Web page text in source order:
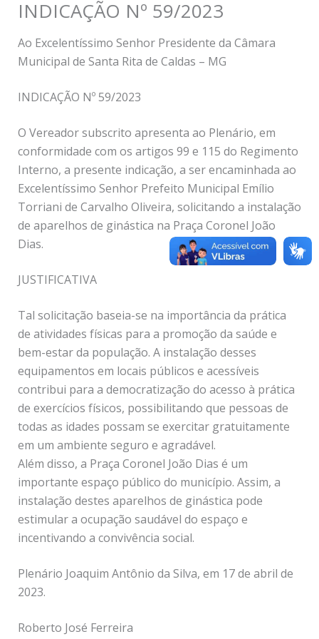
INDICAÇÃO Nº 59/2023
Ao Excelentíssimo Senhor Presidente da Câmara
Municipal de Santa Rita de Caldas – MG
INDICAÇÃO Nº 59/2023
O Vereador subscrito apresenta ao Plenário, em
conformidade com os artigos 99 e 115 do Regimento
Interno, a presente indicação, a ser encaminhada ao
Excelentíssimo Senhor Prefeito Municipal Emílio
Torriani de Carvalho Oliveira, solicitando a instalação
de aparelhos de ginástica na Praça Coronel João
Dias.
JUSTIFICATIVA
Tal solicitação baseia-se na importância da prática
de atividades físicas para a promoção da saúde e
bem-estar da população. A instalação desses
equipamentos em locais públicos e acessíveis
contribui para a democratização do acesso à prática
de exercícios físicos, possibilitando que pessoas de
todas as idades possam se exercitar gratuitamente
em um ambiente seguro e agradável.
Além disso, a Praça Coronel João Dias é um
importante espaço público do município. Assim, a
instalação destes aparelhos de ginástica pode
estimular a ocupação saudável do espaço e
incentivando a convivência social.
Plenário Joaquim Antônio da Silva, em 17 de abril de
2023.
Roberto José Ferreira